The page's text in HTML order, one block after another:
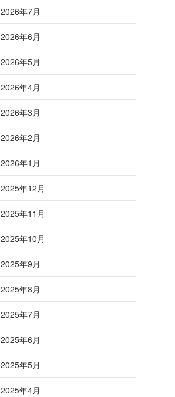
2026年7月
2026年6月
2026年5月
2026年4月
2026年3月
2026年2月
2026年1月
2025年12月
2025年11月
2025年10月
2025年9月
2025年8月
2025年7月
2025年6月
2025年5月
2025年4月